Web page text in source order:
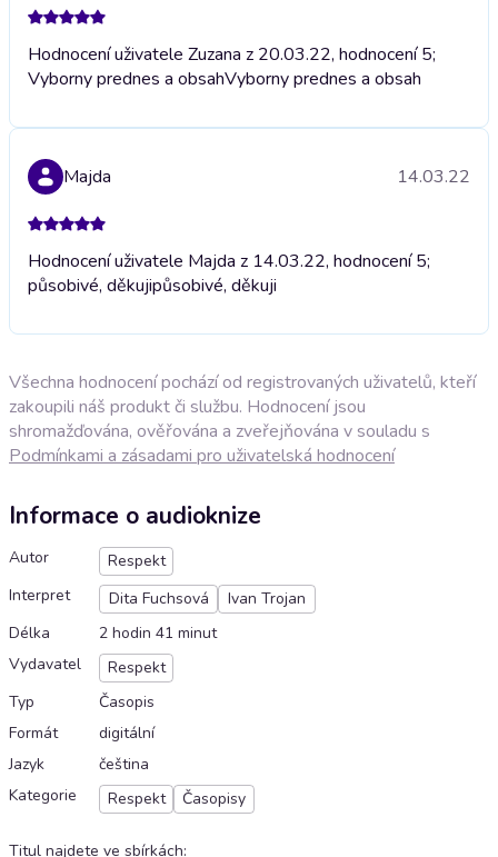
Hodnocení uživatele Zuzana z 20.03.22, hodnocení 5;
Vyborny prednes a obsahVyborny prednes a obsah
Majda 14.03.22
Hodnocení uživatele Majda z 14.03.22, hodnocení 5;
působivé, děkujipůsobivé, děkuji
Všechna hodnocení pochází od registrovaných uživatelů, kteří
zakoupili náš produkt či službu. Hodnocení jsou
shromažďována, ověřována a zveřejňována v souladu s
Podmínkami a zásadami pro uživatelská hodnocení
Informace o audioknize
Autor
Respekt
Interpret
Dita Fuchsová
Ivan Trojan
Délka
2 hodin 41 minut
Vydavatel
Respekt
Typ
Časopis
Formát
digitální
Jazyk
čeština
Kategorie
Respekt Časopisy
Titul najdete ve sbírkách: